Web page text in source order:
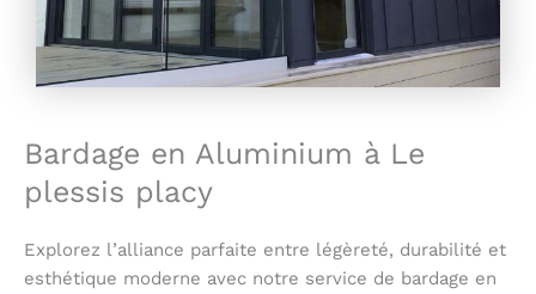
Bardage en Aluminium à Le
plessis placy
Explorez l’alliance parfaite entre légèreté, durabilité et
esthétique moderne avec notre service de bardage en